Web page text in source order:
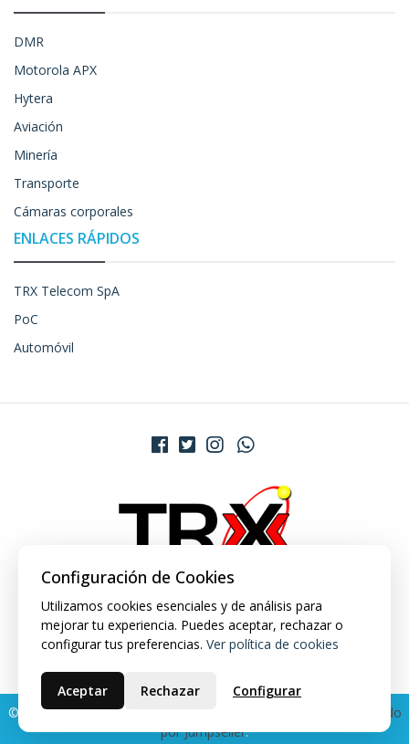
DMR
Motorola APX
Hytera
Aviación
Minería
Transporte
Cámaras corporales
ENLACES RÁPIDOS
TRX Telecom SpA
PoC
Automóvil
© 2026 TRX Market. Todos los derechos reservados.
Desarrollado
por Jumpseller.
Configuración de Cookies
Utilizamos cookies esenciales y de análisis para
mejorar tu experiencia. Puedes aceptar, rechazar o
configurar tus preferencias. Ver política de cookies
Aceptar Rechazar Configurar